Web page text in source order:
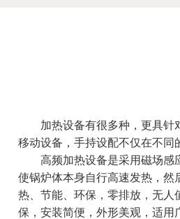
加热设备有很多种，更具针
移动设备，手持设配不仅在不同
高频加热设备是采用磁场感应
使锅炉体本身自行高速发热，然
热、节能、环保，零排放，无人
保，安装简便，外形美观，适用